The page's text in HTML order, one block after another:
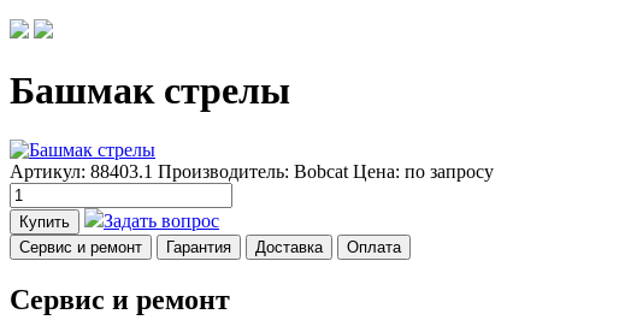
Башмак стрелы
Артикул: 88403.1 Производитель: Bobcat Цена: по запросу
Купить Задать вопрос
Сервис и ремонт Гарантия Доставка Оплата
Сервис и ремонт